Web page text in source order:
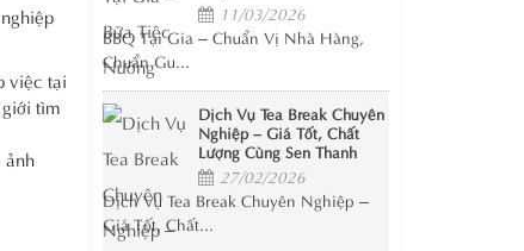
việc tại
tìm
ảnh
11/03/2026
BBQ Tại Gia – Chuẩn Vị Nhà Hàng,
Chuẩn Gu...
Dịch Vụ Tea Break Chuyên
Nghiệp – Giá Tốt, Chất
Lượng Cùng Sen Thanh
27/02/2026
Dịch Vụ Tea Break Chuyên Nghiệp –
Giá Tốt, Chất...